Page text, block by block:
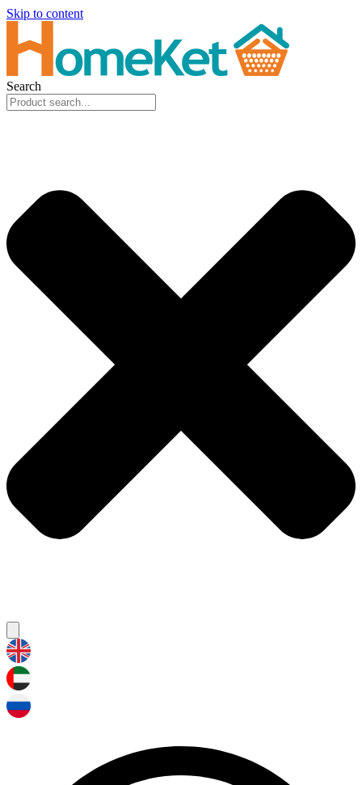
Skip to content
Search